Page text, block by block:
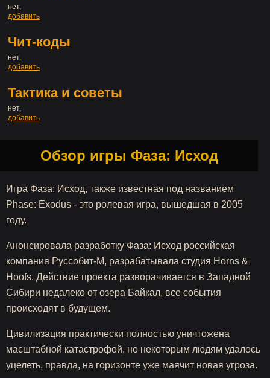
нет,
добавить
Чит-коды
нет,
добавить
Тактика и советы
нет,
добавить
Обзор игры Фаза: Исход
Игра Фаза: Исход, также известная под названием
Phase: Exodus - это ролевая игра, вышедшая в 2005
году.
Анонсировала разработку Фаза: Исход российская
компания Руссобит-М, разрабатывала студия Horns &
Hoofs. Действие проекта разворачивается в Западной
Сибири недалеко от озера Байкал, все события
происходят в будущем.
Цивилизация практически полностью уничтожена
масштабной катастрофой, но некоторым людям удалось
уцелеть, правда, на горизонте уже маячит новая угроза.